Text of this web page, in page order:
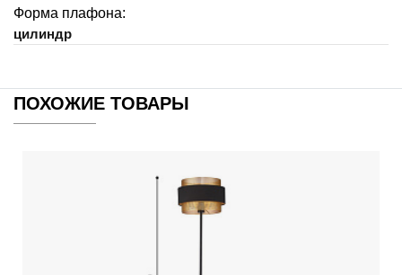
Форма плафона:
цилиндр
ПОХОЖИЕ ТОВАРЫ